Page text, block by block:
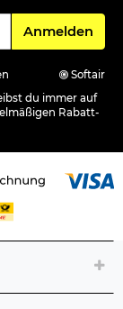
Für den
Anmelden
Softair
du immer auf
Rabatt-